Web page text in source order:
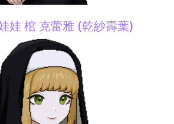
娃 棺 克蕾雅 (乾紗壽葉)